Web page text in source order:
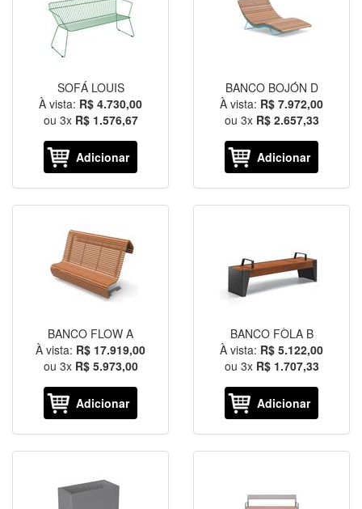
SOFÁ LOUIS
À vista: R$ 4.730,00
ou 3x R$ 1.576,67
Adicionar
BANCO BOJÓN D
À vista: R$ 7.972,00
ou 3x R$ 2.657,33
Adicionar
BANCO FLOW A
À vista: R$ 17.919,00
ou 3x R$ 5.973,00
Adicionar
BANCO FÒLA B
À vista: R$ 5.122,00
ou 3x R$ 1.707,33
Adicionar